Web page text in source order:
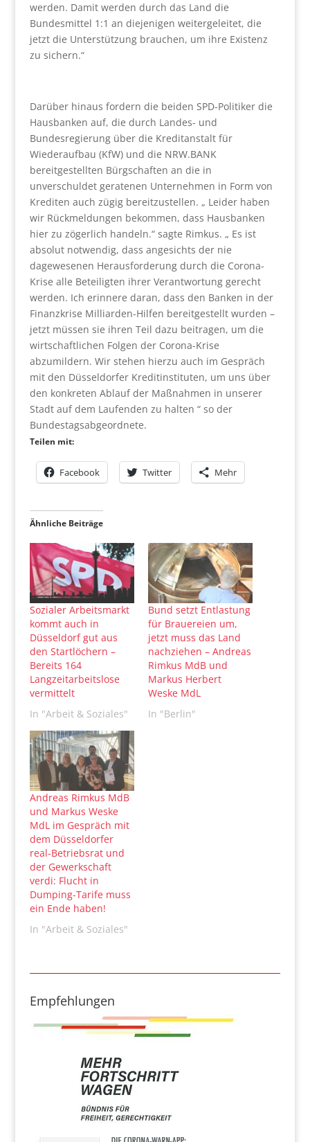
werden. Damit werden durch das Land die
Bundesmittel 1:1 an diejenigen weitergeleitet, die
jetzt die Unterstützung brauchen, um ihre Existenz
zu sichern.“
Darüber hinaus fordern die beiden SPD-Politiker die
Hausbanken auf, die durch Landes- und
Bundesregierung über die Kreditanstalt für
Wiederaufbau (KfW) und die NRW.BANK
bereitgestellten Bürgschaften an die in
unverschuldet geratenen Unternehmen in Form von
Krediten auch zügig bereitzustellen. „ Leider haben
wir Rückmeldungen bekommen, dass Hausbanken
hier zu zögerlich handeln.“ sagte Rimkus. „ Es ist
absolut notwendig, dass angesichts der nie
dagewesenen Herausforderung durch die Corona-
Krise alle Beteiligten ihrer Verantwortung gerecht
werden. Ich erinnere daran, dass den Banken in der
Finanzkrise Milliarden-Hilfen bereitgestellt wurden –
jetzt müssen sie ihren Teil dazu beitragen, um die
wirtschaftlichen Folgen der Corona-Krise
abzumildern. Wir stehen hierzu auch im Gespräch
mit den Düsseldorfer Kreditinstituten, um uns über
den konkreten Ablauf der Maßnahmen in unserer
Stadt auf dem Laufenden zu halten “ so der
Bundestagsabgeordnete.
Teilen mit:
Facebook Twitter Mehr
Ähnliche Beiträge
Sozialer Arbeitsmarkt
kommt auch in
Düsseldorf gut aus
den Startlöchern –
Bereits 164
Langzeitarbeitslose
vermittelt
In "Arbeit & Soziales"
Bund setzt Entlastung
für Brauereien um,
jetzt muss das Land
nachziehen – Andreas
Rimkus MdB und
Markus Herbert
Weske MdL
In "Berlin"
Andreas Rimkus MdB
und Markus Weske
MdL im Gespräch mit
dem Düsseldorfer
real-Betriebsrat und
der Gewerkschaft
verdi: Flucht in
Dumping-Tarife muss
ein Ende haben!
In "Arbeit & Soziales"
Empfehlungen